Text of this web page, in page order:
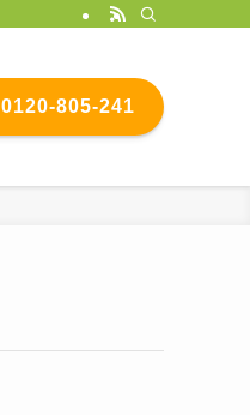
0120-805-241